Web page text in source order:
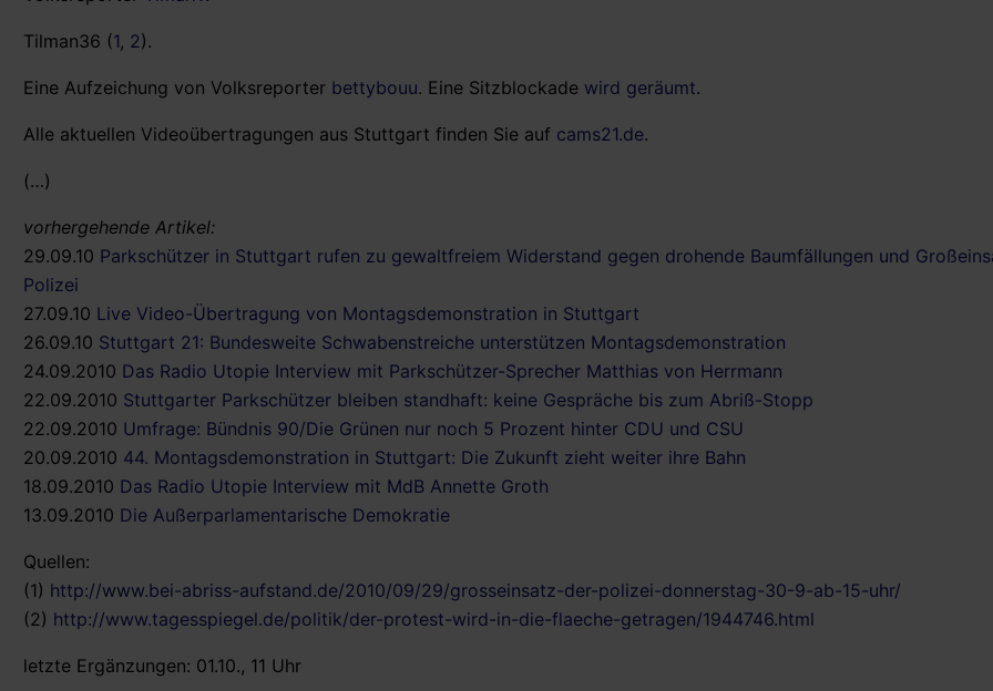
Tilman36 (1, 2).
Eine Aufzeichung von Volksreporter bettybouu. Eine Sitzblockade wird geräumt.
Alle aktuellen Videoübertragungen aus Stuttgart finden Sie auf cams21.de.
(…)
vorhergehende Artikel:
29.09.10 Parkschützer in Stuttgart rufen zu gewaltfreiem Widerstand gegen drohende Baumfällungen und
Polizei
27.09.10 Live Video-Übertragung von Montagsdemonstration in Stuttgart
26.09.10 Stuttgart 21: Bundesweite Schwabenstreiche unterstützen Montagsdemonstration
24.09.2010 Das Radio Utopie Interview mit Parkschützer-Sprecher Matthias von Herrmann
22.09.2010 Stuttgarter Parkschützer bleiben standhaft: keine Gespräche bis zum Abriß-Stopp
22.09.2010 Umfrage: Bündnis 90/Die Grünen nur noch 5 Prozent hinter CDU und CSU
20.09.2010 44. Montagsdemonstration in Stuttgart: Die Zukunft zieht weiter ihre Bahn
18.09.2010 Das Radio Utopie Interview mit MdB Annette Groth
13.09.2010 Die Außerparlamentarische Demokratie
Quellen:
(1) http://www.bei-abriss-aufstand.de/2010/09/29/grosseinsatz-der-polizei-donnerstag-30-9-ab-15-uhr/
(2) http://www.tagesspiegel.de/politik/der-protest-wird-in-die-flaeche-getragen/1944746.html
letzte Ergänzungen: 01.10., 11 Uhr